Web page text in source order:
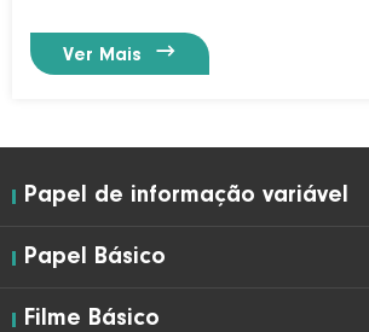
Ver Mais 
Papel de informação variável
Papel Básico
Filme Básico